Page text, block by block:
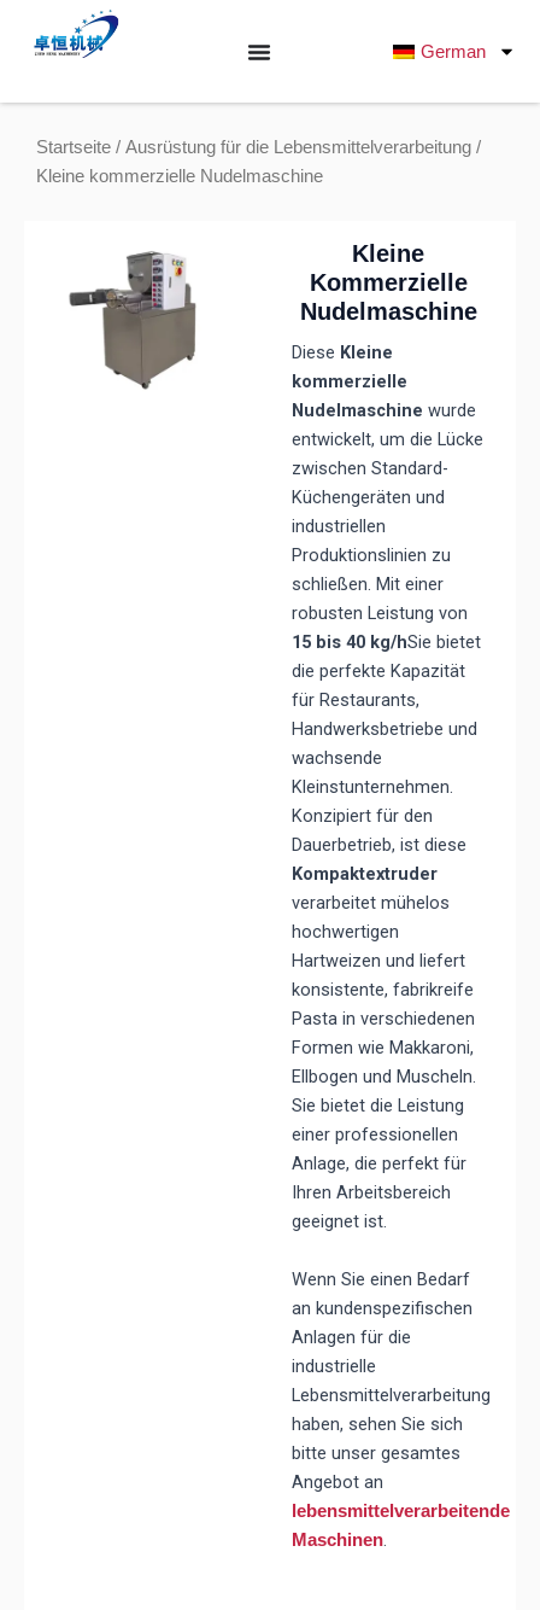
Inhalt
German
Startseite / Ausrüstung für die Lebensmittelverarbeitung /
Kleine kommerzielle Nudelmaschine
Kleine
Kommerzielle
Nudelmaschine
Diese Kleine
kommerzielle
Nudelmaschine wurde
entwickelt, um die Lücke
zwischen Standard-
Küchengeräten und
industriellen
Produktionslinien zu
schließen. Mit einer
robusten Leistung von
15 bis 40 kg/hSie bietet
die perfekte Kapazität
für Restaurants,
Handwerksbetriebe und
wachsende
Kleinstunternehmen.
Konzipiert für den
Dauerbetrieb, ist diese
Kompaktextruder
verarbeitet mühelos
hochwertigen
Hartweizen und liefert
konsistente, fabrikreife
Pasta in verschiedenen
Formen wie Makkaroni,
Ellbogen und Muscheln.
Sie bietet die Leistung
einer professionellen
Anlage, die perfekt für
Ihren Arbeitsbereich
geeignet ist.
Wenn Sie einen Bedarf
an kundenspezifischen
Anlagen für die
industrielle
Lebensmittelverarbeitung
haben, sehen Sie sich
bitte unser gesamtes
Angebot an
lebensmittelverarbeitende
Maschinen.